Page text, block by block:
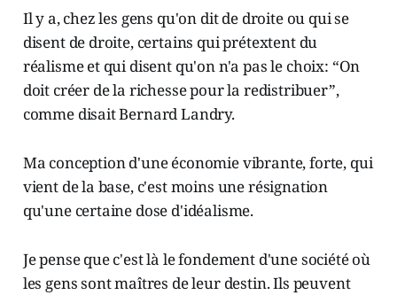
Il y a, chez les gens qu'on dit de droite ou qui se
disent de droite, certains qui prétextent du
réalisme et qui disent qu'on n'a pas le choix: “On
doit créer de la richesse pour la redistribuer”,
comme disait Bernard Landry.
Ma conception d'une économie vibrante, forte, qui
vient de la base, c'est moins une résignation
qu'une certaine dose d'idéalisme.
Je pense que c'est là le fondement d'une société où
les gens sont maîtres de leur destin. Ils peuvent